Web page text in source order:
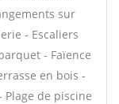
sur
- Escaliers
- Faïence
en bois -
de piscine